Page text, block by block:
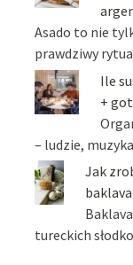
Asado to nie
prawdziwy
Ile
+
– ludzie,
Jak
baklava
tureckich